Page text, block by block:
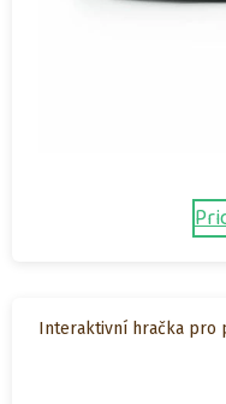
Interaktivní hračka pro